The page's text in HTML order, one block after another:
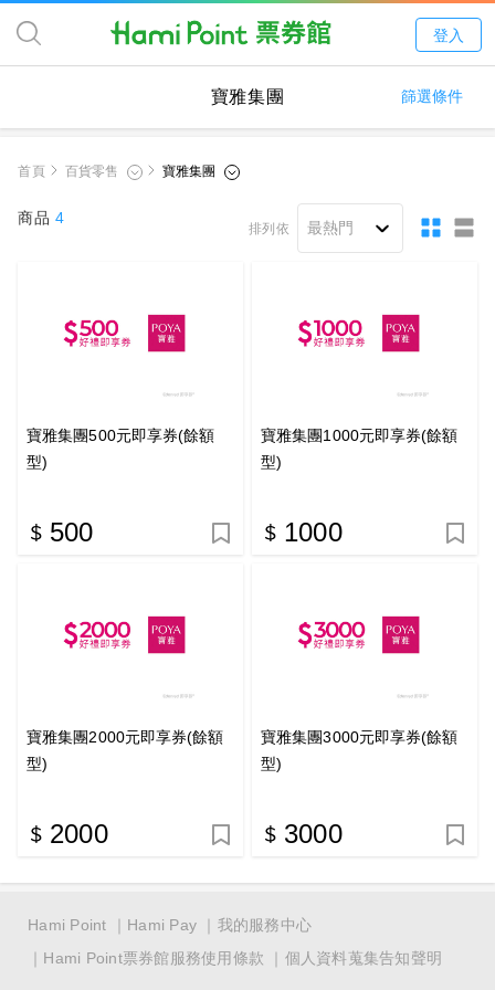
登入
篩選條件
寶雅集團
首頁
商品4
排列依
寶雅集團500元即享券(餘額
型)
500
寶雅集團1000元即享券(餘額
型)
1000
寶雅集團2000元即享券(餘額
型)
2000
寶雅集團3000元即享券(餘額
型)
3000
Hami Point Hami Pay
我的服務中心
Hami Point票券館服務使用條款
個人資料蒐集告知聲明